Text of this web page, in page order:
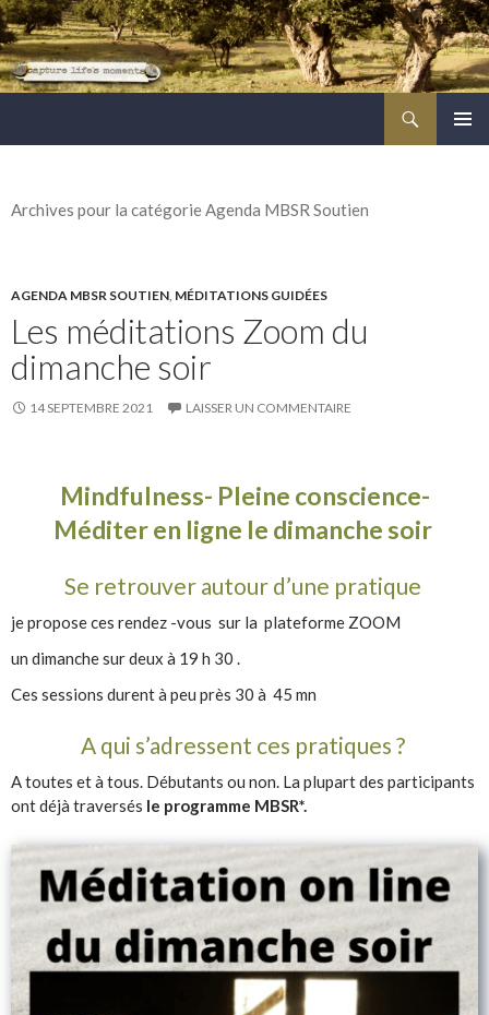
PRINCIPAL
Archives pour la catégorie Agenda MBSR Soutien
AGENDA MBSR SOUTIEN, MÉDITATIONS GUIDÉES
Les méditations Zoom du
dimanche soir
14 SEPTEMBRE 2021 LAISSER UN COMMENTAIRE
Mindfulness- Pleine conscience-
Méditer en ligne le dimanche soir
Se retrouver autour d’une pratique
je propose ces rendez -vous sur la plateforme ZOOM
un dimanche sur deux à 19 h 30 .
Ces sessions durent à peu près 30 à 45 mn
A qui s’adressent ces pratiques ?
A toutes et à tous. Débutants ou non. La plupart des participants
ont déjà traversés le programme MBSR*.